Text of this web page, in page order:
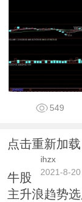
549
点击重新加载
ihzx
2021-8-20
牛股
主升浪趋势